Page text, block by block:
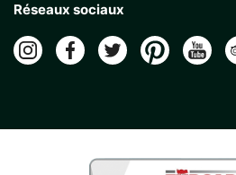
Réseaux sociaux